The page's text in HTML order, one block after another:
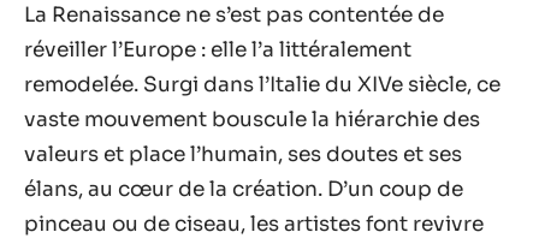
La Renaissance ne s’est pas contentée de
réveiller l’Europe : elle l’a littéralement
remodelée. Surgi dans l’Italie du XIVe siècle, ce
vaste mouvement bouscule la hiérarchie des
valeurs et place l’humain, ses doutes et ses
élans, au cœur de la création. D’un coup de
pinceau ou de ciseau, les artistes font revivre